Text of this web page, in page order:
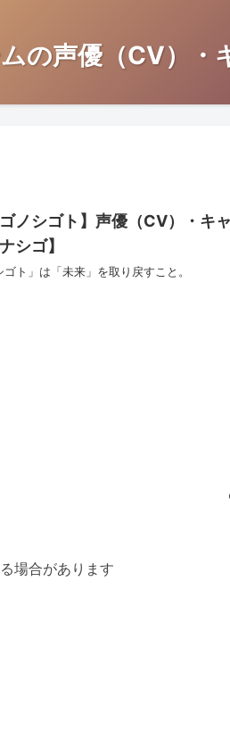
の声優（CV）・
ゴノシゴト】声優（CV）・キ
シゴ】
ト」は「未来」を取り戻すこと。
場合があります